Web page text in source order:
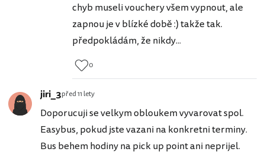
chyb museli vouchery všem vypnout, ale
zapnou je v blízké době :) takže tak.
předpokládám, že nikdy...
0
jiri_3před 11 lety
Doporucuji se velkym obloukem vyvarovat spol.
Easybus, pokud jste vazani na konkretni terminy.
Bus behem hodiny na pick up point ani neprijel.